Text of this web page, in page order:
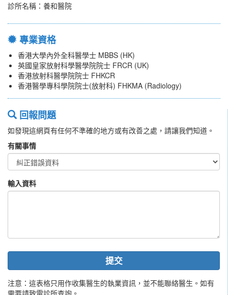
診所名稱：養和醫院
專業資格
香港大學內外全科醫學士 MBBS (HK)
英國皇家放射科學醫學院院士 FRCR (UK)
香港放射科醫學院院士 FHKCR
香港醫學專科學院院士(放射科) FHKMA (Radiology)
回報問題
如發現這網頁有任何不準確的地方或有改善之處，請讓我們知道。
有關事情
輸入資料
提交
注意：這表格只用作收集醫生的執業資訊，並不能聯絡醫生。如有